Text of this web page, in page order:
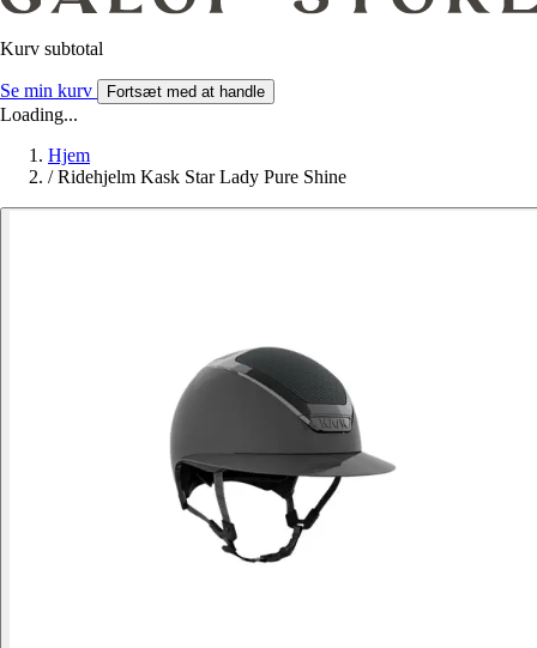
Kurv subtotal
Se min kurv Fortsæt med at handle
Loading...
Hjem
/ Ridehjelm Kask Star Lady Pure Shine